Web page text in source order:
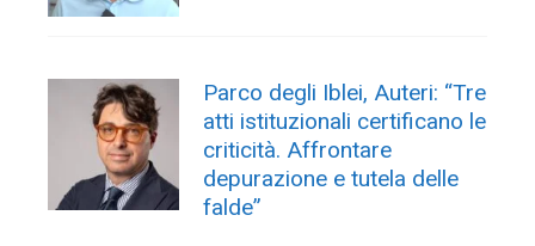
Parco degli Iblei, Auteri: “Tre
atti istituzionali certificano le
criticità. Affrontare
depurazione e tutela delle
falde”